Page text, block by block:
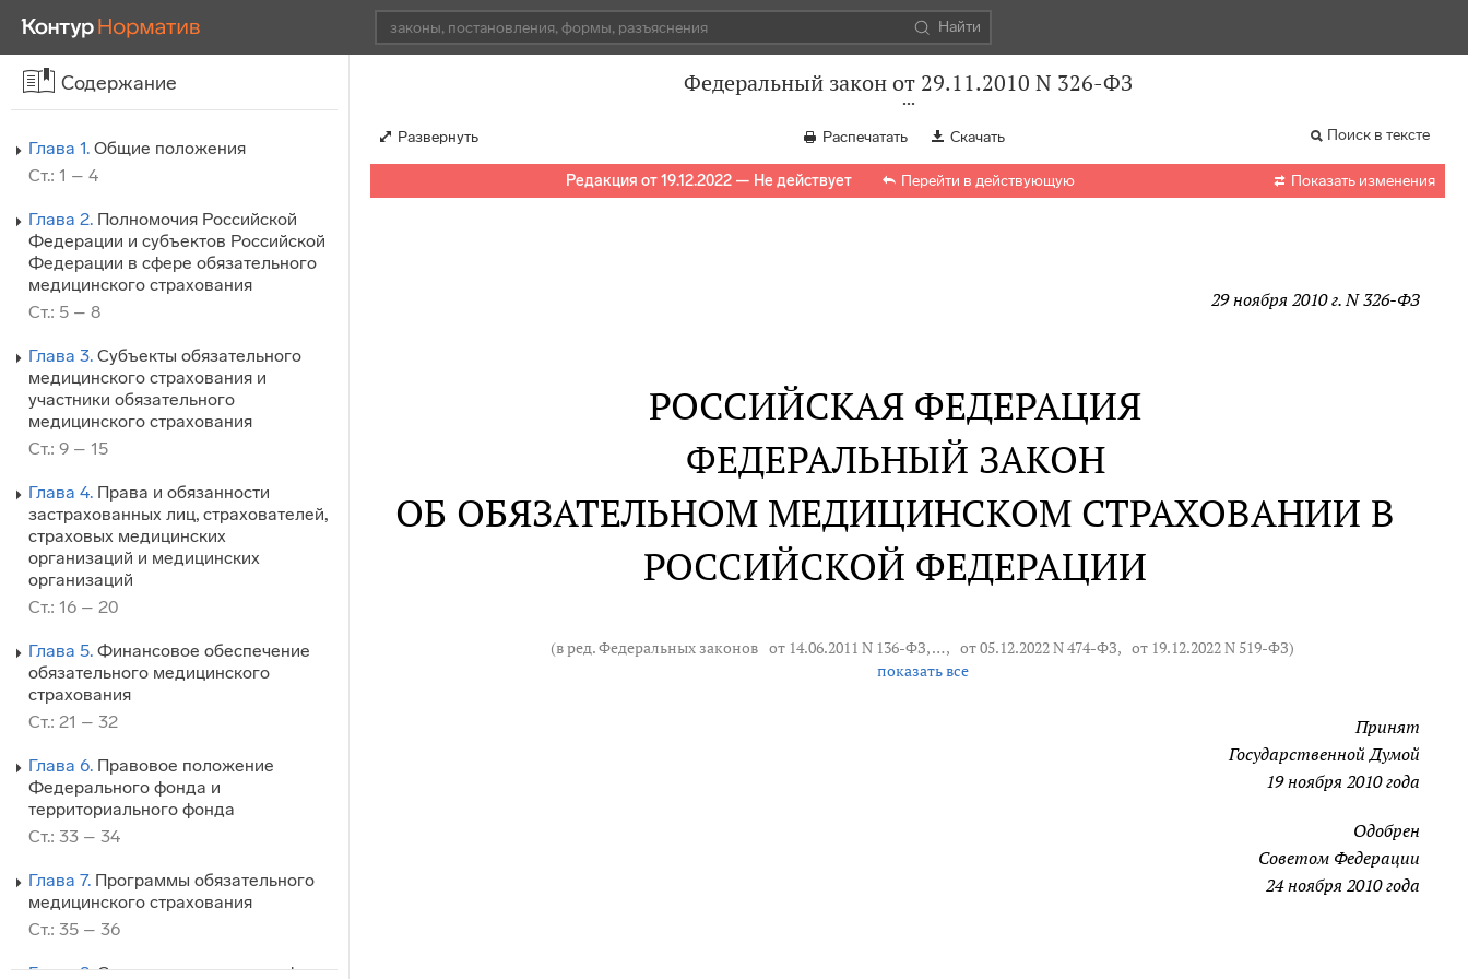
Найти
Содержание
Глава 1. Общие положения
Ст.: 1 – 4
Глава 2. Полномочия Российской
Федерации и субъектов Российской
Федерации в сфере обязательного
медицинского страхования
Ст.: 5 – 8
Глава 3. Субъекты обязательного
медицинского страхования и
участники обязательного
медицинского страхования
Ст.: 9 – 15
Глава 4. Права и обязанности
застрахованных лиц, страхователей,
страховых медицинских
организаций и медицинских
организаций
Ст.: 16 – 20
Глава 5. Финансовое обеспечение
обязательного медицинского
страхования
Ст.: 21 – 32
Глава 6. Правовое положение
Федерального фонда и
территориального фонда
Ст.: 33 – 34
Глава 7. Программы обязательного
медицинского страхования
Ст.: 35 – 36
Глава 8.Система договоров в сфере
Федеральный закон от 29.11.2010 N 326-ФЗ
Развернуть Распечатать Скачать Поиск в тексте
Редакция от 19.12.2022 — Не действует Перейти в действующую  Показать изменения
29 ноября 2010 г. N 326-ФЗ
РОССИЙСКАЯ ФЕДЕРАЦИЯ
ФЕДЕРАЛЬНЫЙ ЗАКОН
ОБ ОБЯЗАТЕЛЬНОМ МЕДИЦИНСКОМ СТРАХОВАНИИ В
РОССИЙСКОЙ ФЕДЕРАЦИИ
(в ред. Федеральных законов от 14.06.2011 N 136-ФЗ, … , от 05.12.2022 N 474-ФЗ, от 19.12.2022 N 519-ФЗ)
показать все
Принят
Государственной Думой
19 ноября 2010 года
Одобрен
Советом Федерации
24 ноября 2010 года